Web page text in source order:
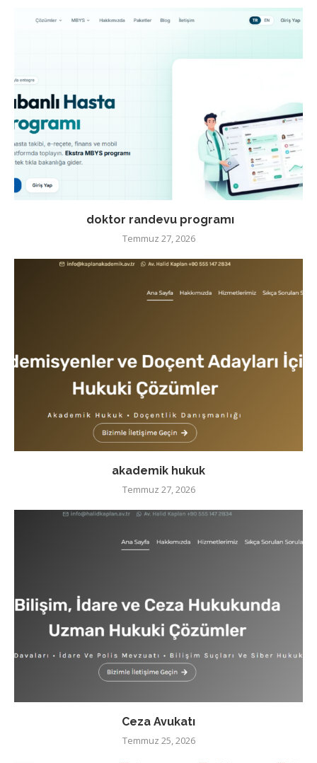
doktor randevu programı
Temmuz 27, 2026
akademik hukuk
Temmuz 27, 2026
Ceza Avukatı
Temmuz 25, 2026